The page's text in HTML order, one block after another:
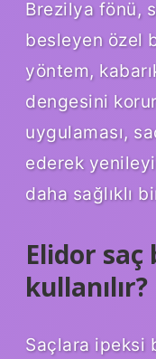
Brezilya fönü,
besleyen özel
yöntem,
dengesini
uygulaması,
ederek
daha sağlıklı
Elidor saç
kullanılır?
Saçlara ipeksi